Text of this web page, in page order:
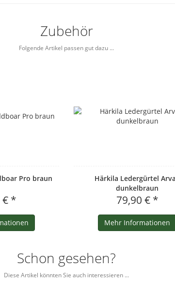
Zubehör
Folgende Artikel passen gut dazu ...
Pro braun
€ *
Härkila Ledergürtel
dunkelbraun
79,90 € *
Mehr Informationen
Schon gesehen?
Diese Artikel könnten Sie auch interessieren ...